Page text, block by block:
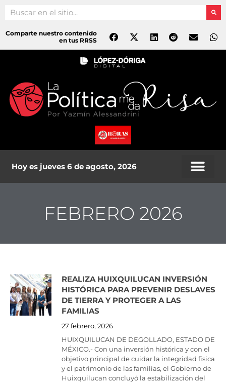
contenido
Search
Comparte nuestro contenido
en tus RRSS
Hoy es jueves 6 de agosto, 2026
FEBRERO 2026
REALIZA HUIXQUILUCAN INVERSIÓN
HISTÓRICA PARA PREVENIR DESLAVES
DE TIERRA Y PROTEGER A LAS
FAMILIAS
27 febrero, 2026
HUIXQUILUCAN DE DEGOLLADO, ESTADO DE
MÉXICO.- Con una inversión histórica y con el
objetivo principal de cuidar la integridad física
y el patrimonio de las familias, el Gobierno de
Huixquilucan concluyó la estabilización del
PagePagePagePagePagePagePagePagePagePage